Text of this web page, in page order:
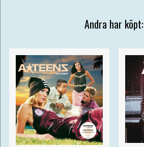
Andra har köpt: